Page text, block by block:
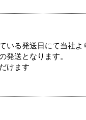
る発送日にて当社よ
発送となります。
けます